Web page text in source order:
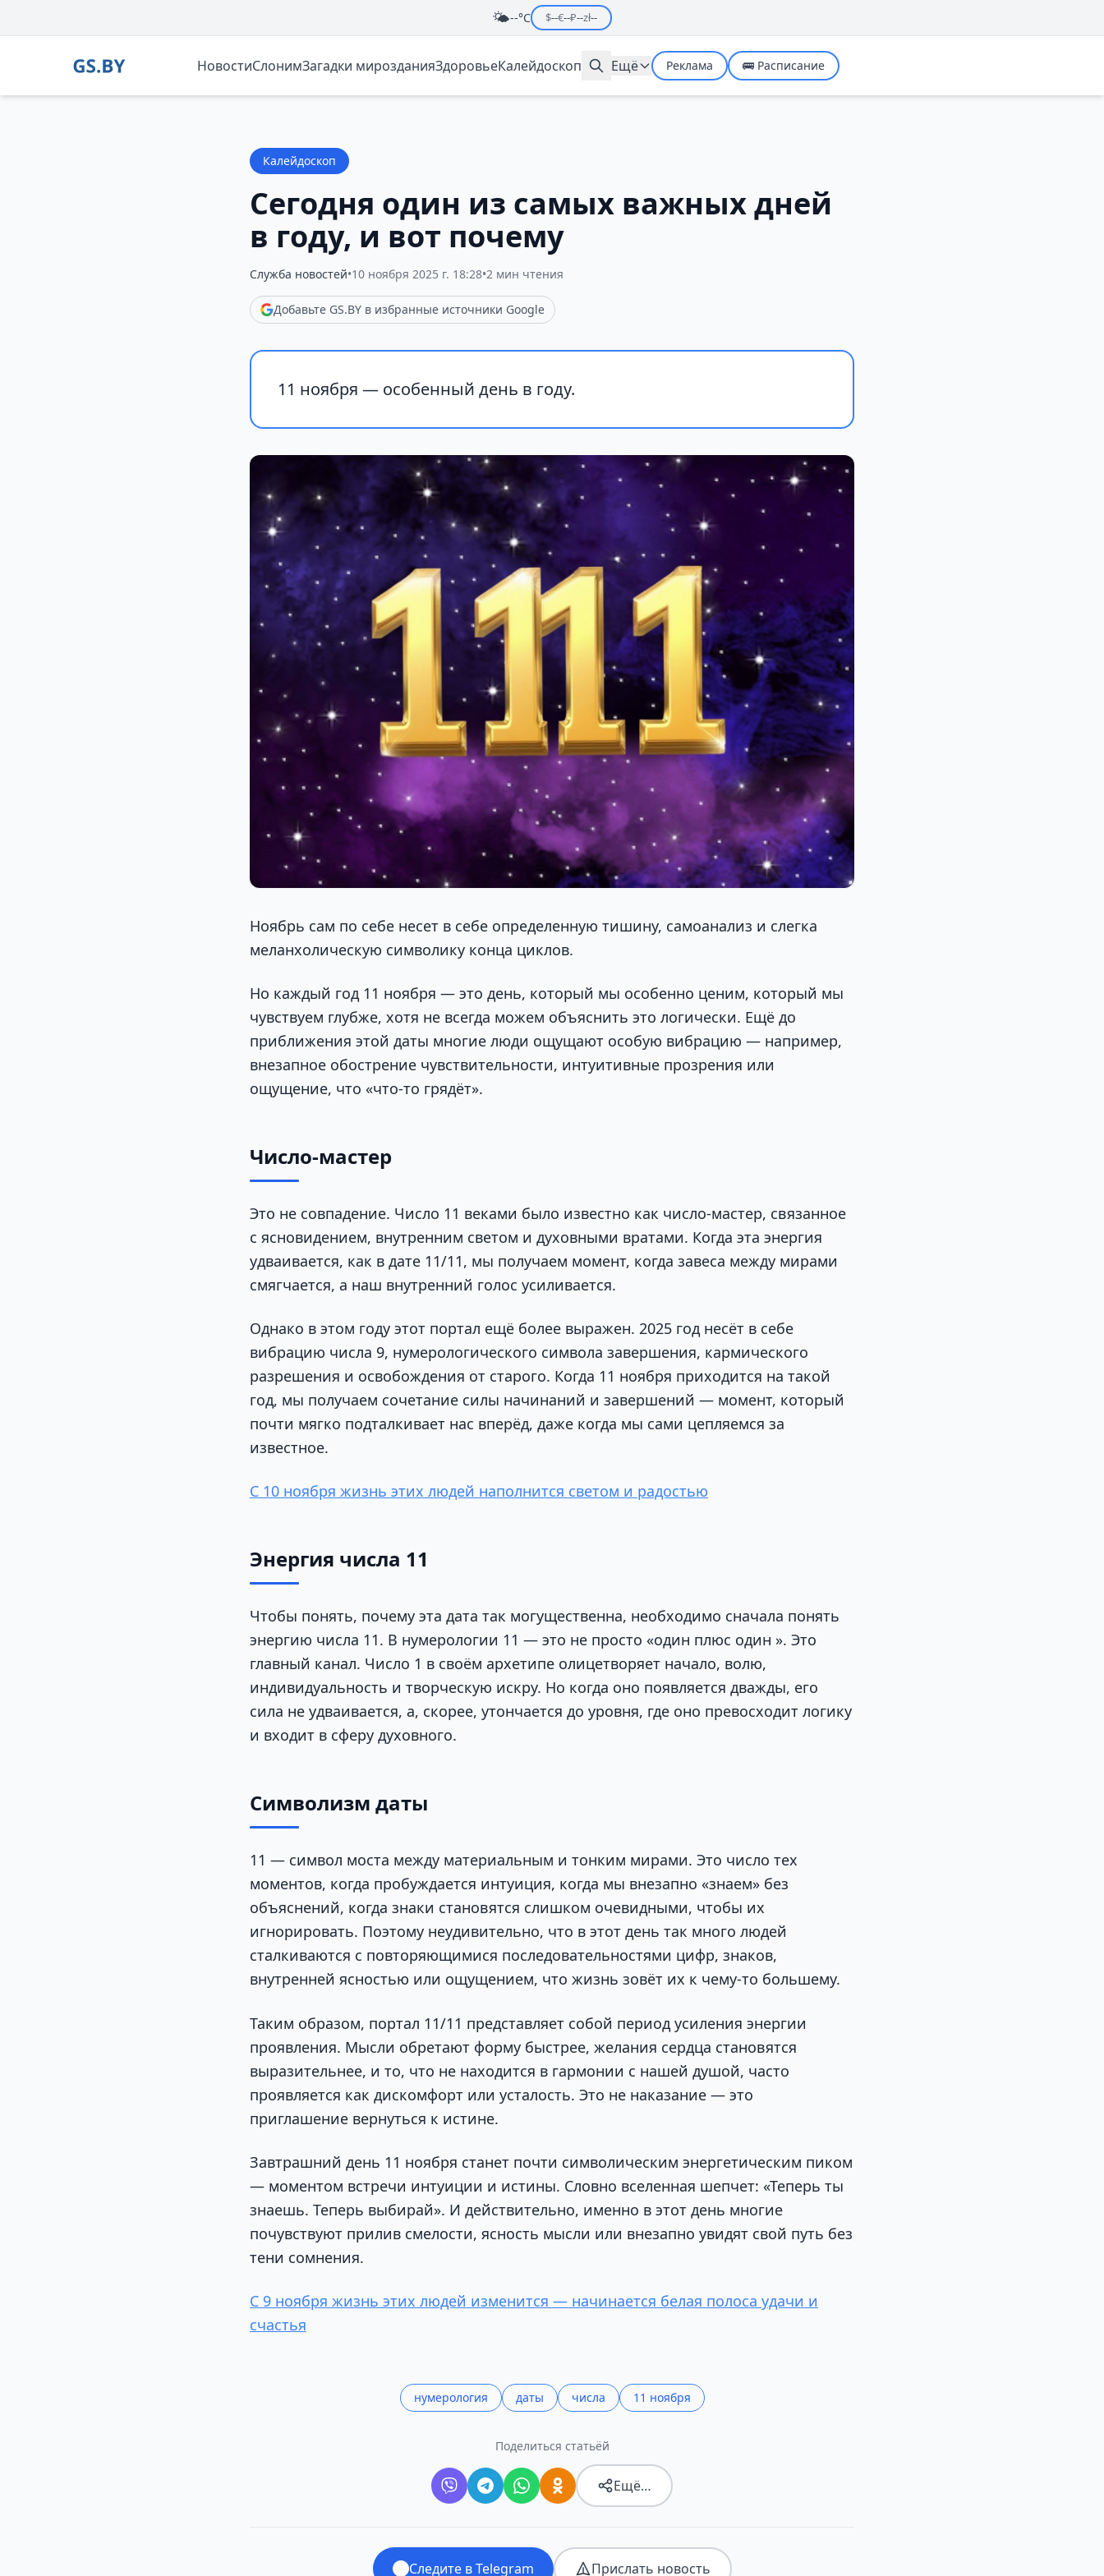
🌤️--°C $--€--₽--zł--
НовостиСлонимЗагадки мирозданияЗдоровьеКалейдоскоп Ещё Реклама 🚌 Расписание
Калейдоскоп
Сегодня один из самых важных дней
в году, и вот почему
Служба новостей•10 ноября 2025 г. 18:28•2 мин чтения
Добавьте GS.BY в избранные источники Google
11 ноября — особенный день в году.
Ноябрь сам по себе несет в себе определенную тишину, самоанализ и слегка
меланхолическую символику конца циклов.
Но каждый год 11 ноября — это день, который мы особенно ценим, который мы
чувствуем глубже, хотя не всегда можем объяснить это логически. Ещё до
приближения этой даты многие люди ощущают особую вибрацию — например,
внезапное обострение чувствительности, интуитивные прозрения или
ощущение, что «что-то грядёт».
Число-мастер
Это не совпадение. Число 11 веками было известно как число-мастер, связанное
с ясновидением, внутренним светом и духовными вратами. Когда эта энергия
удваивается, как в дате 11/11, мы получаем момент, когда завеса между мирами
смягчается, а наш внутренний голос усиливается.
Однако в этом году этот портал ещё более выражен. 2025 год несёт в себе
вибрацию числа 9, нумерологического символа завершения, кармического
разрешения и освобождения от старого. Когда 11 ноября приходится на такой
год, мы получаем сочетание силы начинаний и завершений — момент, который
почти мягко подталкивает нас вперёд, даже когда мы сами цепляемся за
известное.
С 10 ноября жизнь этих людей наполнится светом и радостью
Энергия числа 11
Чтобы понять, почему эта дата так могущественна, необходимо сначала понять
энергию числа 11. В нумерологии 11 — это не просто «один плюс один ». Это
главный канал. Число 1 в своём архетипе олицетворяет начало, волю,
индивидуальность и творческую искру. Но когда оно появляется дважды, его
сила не удваивается, а, скорее, утончается до уровня, где оно превосходит логику
и входит в сферу духовного.
Символизм даты
11 — символ моста между материальным и тонким мирами. Это число тех
моментов, когда пробуждается интуиция, когда мы внезапно «знаем» без
объяснений, когда знаки становятся слишком очевидными, чтобы их
игнорировать. Поэтому неудивительно, что в этот день так много людей
сталкиваются с повторяющимися последовательностями цифр, знаков,
внутренней ясностью или ощущением, что жизнь зовёт их к чему-то большему.
Таким образом, портал 11/11 представляет собой период усиления энергии
проявления. Мысли обретают форму быстрее, желания сердца становятся
выразительнее, и то, что не находится в гармонии с нашей душой, часто
проявляется как дискомфорт или усталость. Это не наказание — это
приглашение вернуться к истине.
Завтрашний день 11 ноября станет почти символическим энергетическим пиком
— моментом встречи интуиции и истины. Словно вселенная шепчет: «Теперь ты
знаешь. Теперь выбирай». И действительно, именно в этот день многие
почувствуют прилив смелости, ясность мысли или внезапно увидят свой путь без
тени сомнения.
С 9 ноября жизнь этих людей изменится — начинается белая полоса удачи и
счастья
нумерология даты числа 11 ноября
Поделиться статьёй
Ещё…
Следите в Telegram Прислать новость